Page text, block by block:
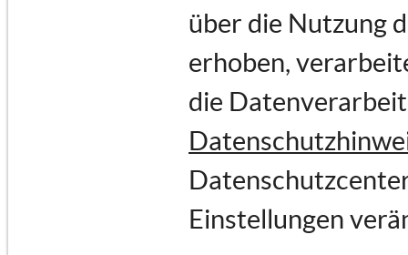
über die Nutzung
erhoben,
die
Einstellungen